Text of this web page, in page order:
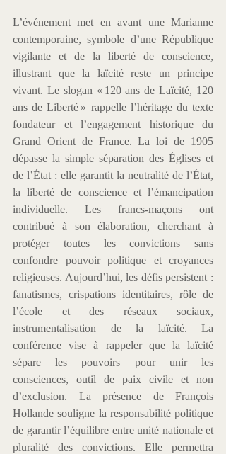
L’événement met en avant une Marianne
contemporaine, symbole d’une République
vigilante et de la liberté de conscience,
illustrant que la laïcité reste un principe
vivant. Le slogan « 120 ans de Laïcité, 120
ans de Liberté » rappelle l’héritage du texte
fondateur et l’engagement historique du
Grand Orient de France. La loi de 1905
dépasse la simple séparation des Églises et
de l’État : elle garantit la neutralité de l’État,
la liberté de conscience et l’émancipation
individuelle. Les francs-maçons ont
contribué à son élaboration, cherchant à
protéger toutes les convictions sans
confondre pouvoir politique et croyances
religieuses. Aujourd’hui, les défis persistent :
fanatismes, crispations identitaires, rôle de
l’école et des réseaux sociaux,
instrumentalisation de la laïcité. La
conférence vise à rappeler que la laïcité
sépare les pouvoirs pour unir les
consciences, outil de paix civile et non
d’exclusion. La présence de François
Hollande souligne la responsabilité politique
de garantir l’équilibre entre unité nationale et
pluralité des convictions. Elle permettra